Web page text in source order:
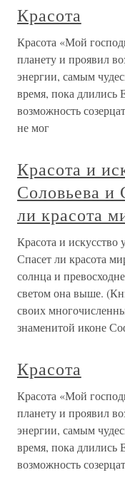
Красота
Красота «Мой
планету и проявил
энергии, самым
время, пока длились
возможность
не мог
Красота и
Соловьева и
ли красота
Красота и искусство
Спасет ли красота
солнца и
светом она выше.
своих
знаменитой иконе
Красота
Красота «Мой
планету и проявил
энергии, самым
время, пока длились
возможность